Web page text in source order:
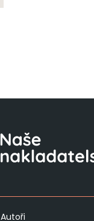
Autoři